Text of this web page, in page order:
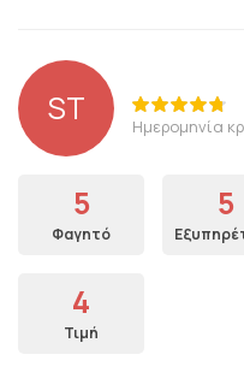
ST Ημερομηνία
5
Φαγητό
5
4
Τιμή